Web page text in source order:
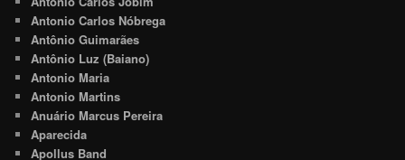
Antonio Carlos Nóbrega
Antônio Guimarães
Antônio Luz (Baiano)
Antonio Maria
Antonio Martins
Anuário Marcus Pereira
Aparecida
Apollus Band